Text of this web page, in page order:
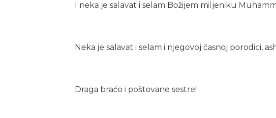
I neka je salavat i selam Božijem miljeniku
Neka je salavat i selam i njegovoj časnoj porodici,
Draga braćo i poštovane sestre!